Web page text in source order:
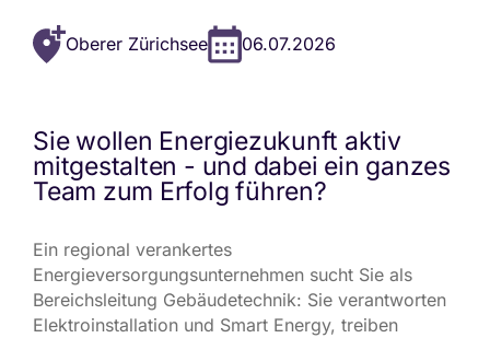
Oberer Zürichsee 06.07.2026
Sie wollen Energiezukunft aktiv
mitgestalten - und dabei ein ganzes
Team zum Erfolg führen?
Ein regional verankertes
Energieversorgungsunternehmen sucht Sie als
Bereichsleitung Gebäudetechnik: Sie verantworten
Elektroinstallation und Smart Energy, treiben